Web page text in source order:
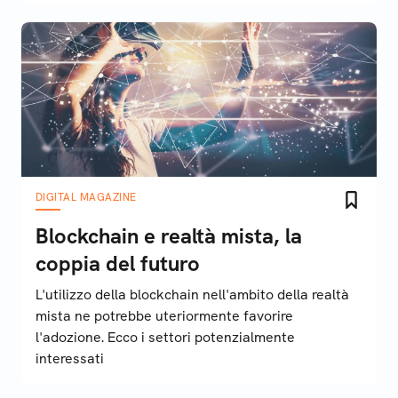
DIGITAL MAGAZINE
Blockchain e realtà mista, la
coppia del futuro
L'utilizzo della blockchain nell'ambito della realtà
mista ne potrebbe uteriormente favorire
l'adozione. Ecco i settori potenzialmente
interessati